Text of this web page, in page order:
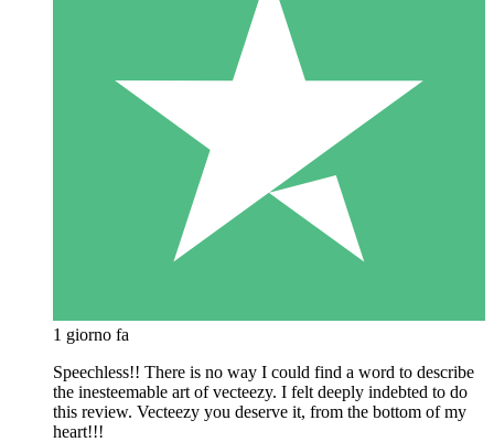
1 giorno fa
Speechless!! There is no way I could find a word to describe
the inesteemable art of vecteezy. I felt deeply indebted to do
this review. Vecteezy you deserve it, from the bottom of my
heart!!!